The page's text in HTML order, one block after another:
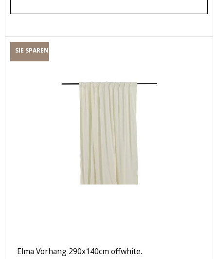
SIE SPAREN
Elma Vorhang 290x140cm offwhite.